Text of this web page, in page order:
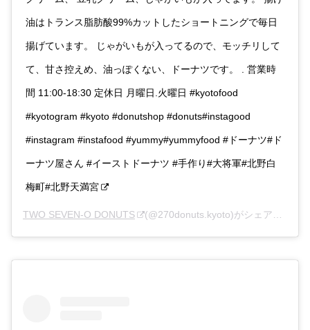
油はトランス脂肪酸99%カットしたショートニングで毎日
揚げています。 じゃがいもが入ってるので、モッチリして
て、甘さ控えめ、油っぽくない、ドーナツです。 . 営業時
間 11:00-18:30 定休日 月曜日.火曜日 #kyotofood
#kyotogram #kyoto #donutshop #donuts#instagood
#instagram #instafood #yummy#yummyfood #ドーナツ#ド
ーナツ屋さん #イーストドーナツ #手作り#大将軍#北野白
梅町#北野天満宮
TWO SEVEN-O DONUTS (@270donuts.kyoto)がシェアした投稿 –